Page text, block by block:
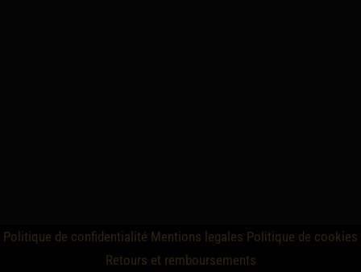
Politique de confidentialité Mentions legales Politique de cookies
Retours et remboursements